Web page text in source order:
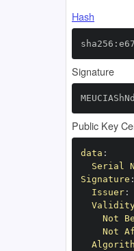
Hash
Signature
Public Key
data :
Serial
Signature :
Issuer:
Not
Not